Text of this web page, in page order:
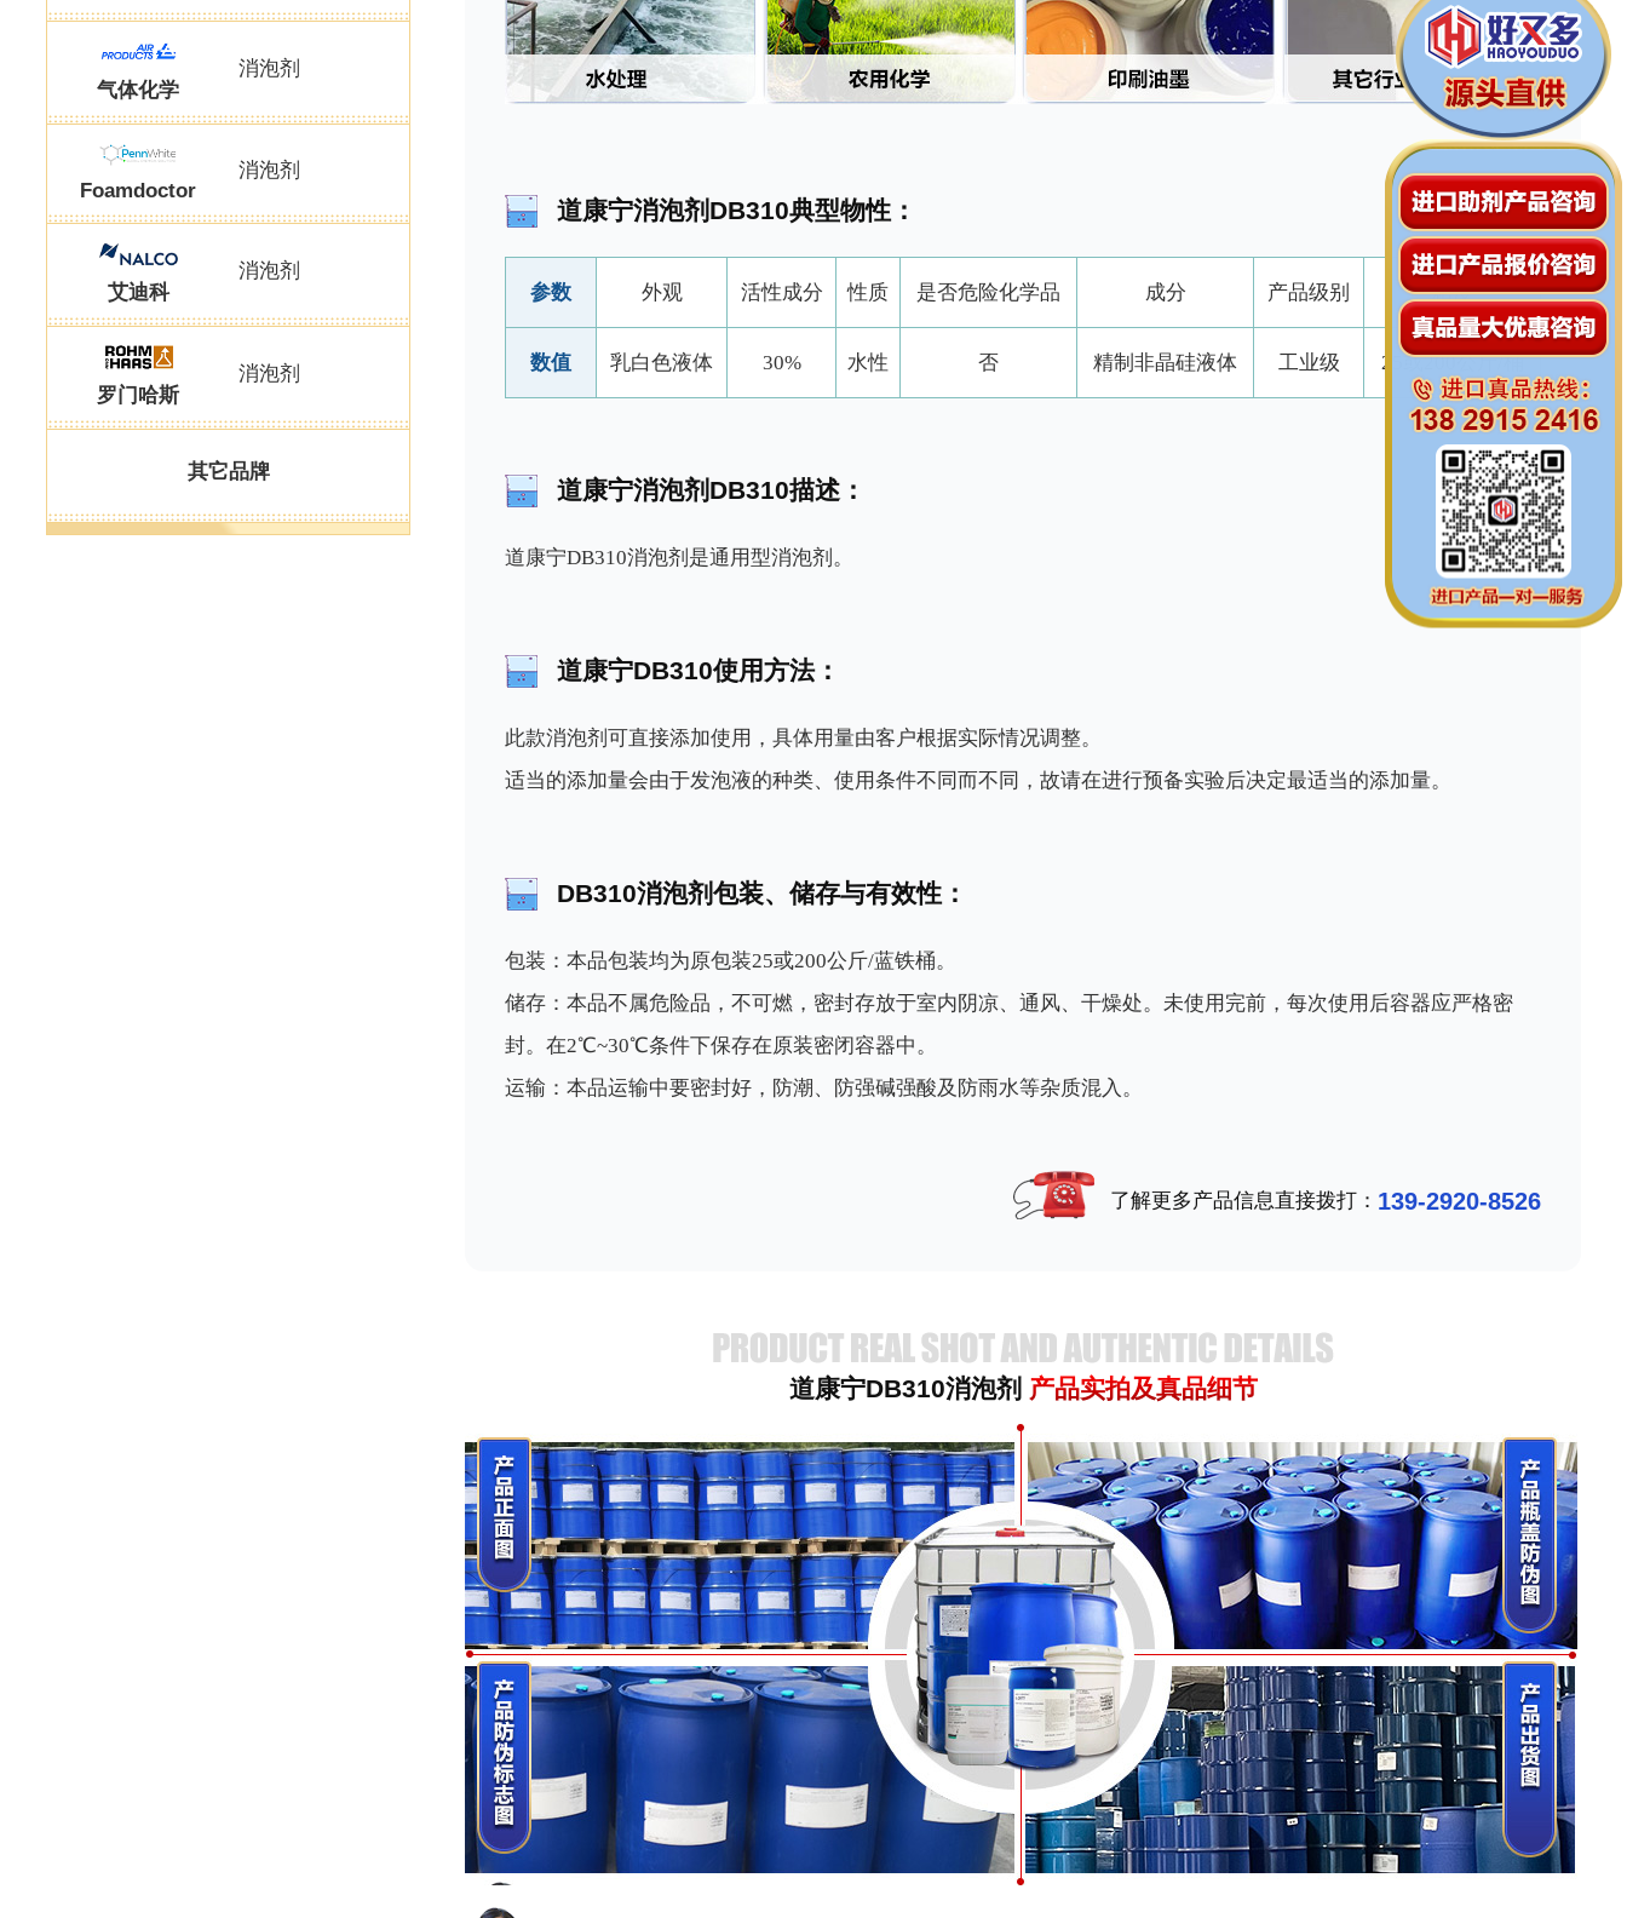
气体化学
消泡剂
Foamdoctor
消泡剂
艾迪科
消泡剂
罗门哈斯
消泡剂
其它品牌
道康宁消泡剂DB310典型物性：
参数 外观 活性成分 性质 是否危险化学品 成分 产品级别 粘度
数值 乳白色液体 30% 水性 否 精制非晶硅液体 工业级 25或200公斤/桶
道康宁消泡剂DB310描述：
道康宁DB310消泡剂是通用型消泡剂。
道康宁DB310使用方法：
此款消泡剂可直接添加使用，具体用量由客户根据实际情况调整。
适当的添加量会由于发泡液的种类、使用条件不同而不同，故请在进行预备实验后决定最适当的添加量。
DB310消泡剂包装、储存与有效性：
包装：本品包装均为原包装25或200公斤/蓝铁桶。
储存：本品不属危险品，不可燃，密封存放于室内阴凉、通风、干燥处。未使用完前，每次使用后容器应严格密
封。在2℃~30℃条件下保存在原装密闭容器中。
运输：本品运输中要密封好，防潮、防强碱强酸及防雨水等杂质混入。
了解更多产品信息直接拨打： 139-2920-8526
道康宁DB310消泡剂 产品实拍及真品细节